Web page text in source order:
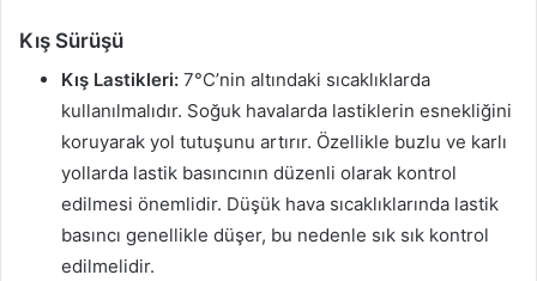
Kış Sürüşü
Kış Lastikleri: 7°C’nin altındaki sıcaklıklarda
kullanılmalıdır. Soğuk havalarda lastiklerin esnekliğini
koruyarak yol tutuşunu artırır. Özellikle buzlu ve karlı
yollarda lastik basıncının düzenli olarak kontrol
edilmesi önemlidir. Düşük hava sıcaklıklarında lastik
basıncı genellikle düşer, bu nedenle sık sık kontrol
edilmelidir.